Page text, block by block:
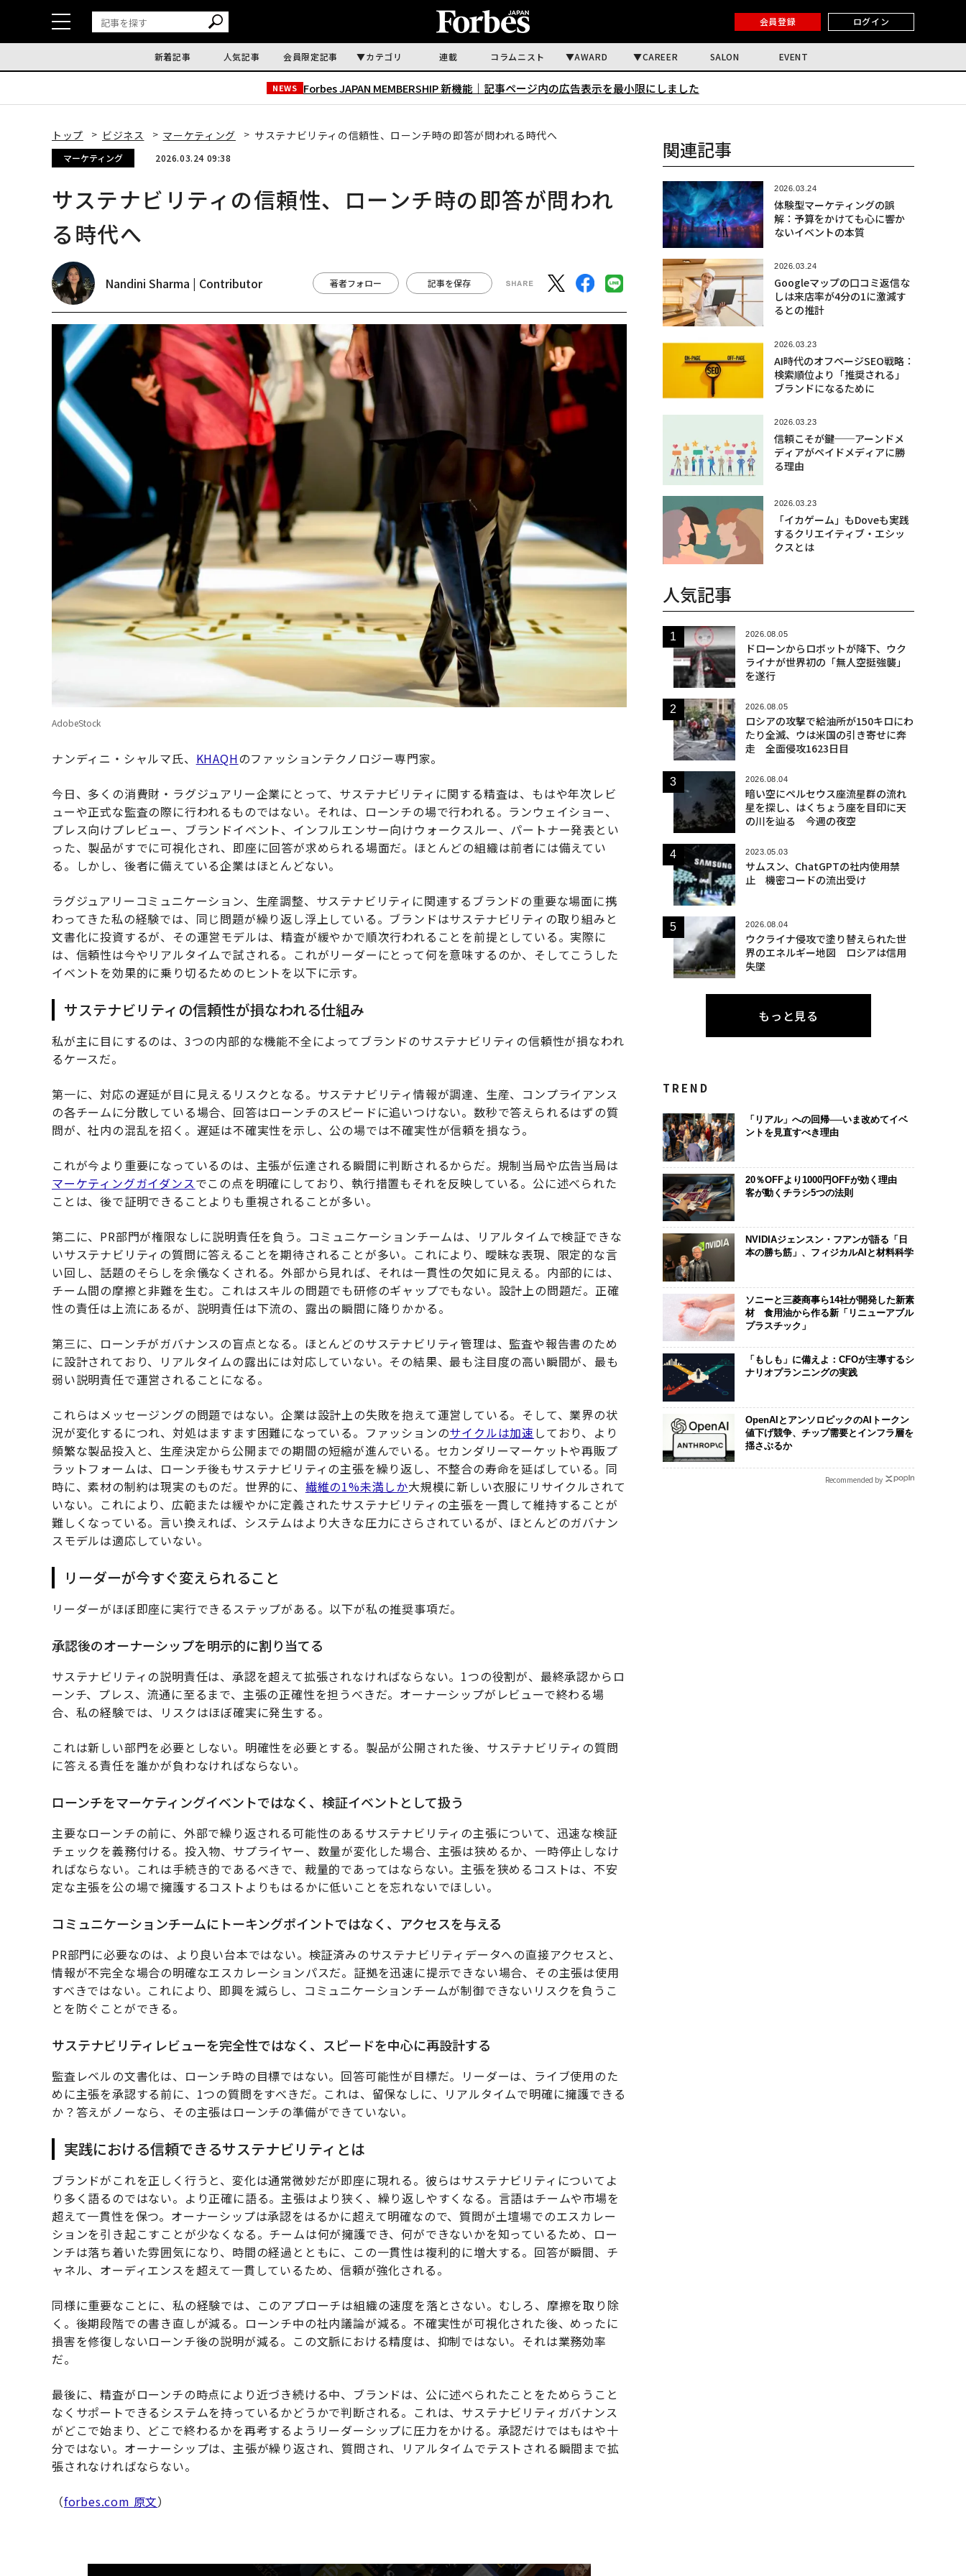
会員登録 ログイン
新着記事 人気記事 会員限定記事 カテゴリ 連載 コラムニスト AWARD CAREER SALON EVENT
NEWS Forbes JAPAN MEMBERSHIP 新機能｜ 記事ページ内の広告表示を最小限にしました
トップ ビジネス マーケティング サステナビリティの信頼性、ローンチ時の即答が問われる時代へ
マーケティング 2026.03.24 09:38
サステナビリティの信頼性、ローンチ時の即答が問われ
る時代へ
Nandini Sharma | Contributor 著者フォロー 記事を保存
AdobeStock
ナンディニ・シャルマ氏、 KHAQHのファッションテクノロジー専門家。
今日、多くの消費財・ラグジュアリー企業にとって、サステナビリティに関する精査は、もはや年次レビ
ューや正式な監査の際に行われるものではない。それは、ローンチの場で行われる。ランウェイショー、
プレス向けプレビュー、ブランドイベント、インフルエンサー向けウォークスルー、パートナー発表とい
った、製品がすでに可視化され、即座に回答が求められる場面だ。ほとんどの組織は前者には備えてい
る。しかし、後者に備えている企業はほとんどない。
ラグジュアリーコミュニケーション、生産調整、サステナビリティに関連するブランドの重要な場面に携
わってきた私の経験では、同じ問題が繰り返し浮上している。ブランドはサステナビリティの取り組みと
文書化に投資するが、その運営モデルは、精査が緩やかで順次行われることを前提としている。実際に
は、信頼性は今やリアルタイムで試される。これがリーダーにとって何を意味するのか、そしてこうした
イベントを効果的に乗り切るためのヒントを以下に示す。
サステナビリティの信頼性が損なわれる仕組み
私が主に目にするのは、3つの内部的な機能不全によってブランドのサステナビリティの信頼性が損なわれ
るケースだ。
第一に、対応の遅延が目に見えるリスクとなる。サステナビリティ情報が調達、生産、コンプライアンス
の各チームに分散している場合、回答はローンチのスピードに追いつけない。数秒で答えられるはずの質
問が、社内の混乱を招く。遅延は不確実性を示し、公の場では不確実性が信頼を損なう。
これが今より重要になっているのは、主張が伝達される瞬間に判断されるからだ。規制当局や広告当局は
マーケティングガイダンスでこの点を明確にしており、執行措置もそれを反映している。公に述べられた
ことは、後で証明できることよりも重視されることが多い。
第二に、PR部門が権限なしに説明責任を負う。コミュニケーションチームは、リアルタイムで検証できな
いサステナビリティの質問に答えることを期待されることが多い。これにより、曖昧な表現、限定的な言
い回し、話題のそらしを余儀なくされる。外部から見れば、それは一貫性の欠如に見える。内部的には、
チーム間の摩擦と非難を生む。これはスキルの問題でも研修のギャップでもない。設計上の問題だ。正確
性の責任は上流にあるが、説明責任は下流の、露出の瞬間に降りかかる。
第三に、ローンチがガバナンスの盲点となる。ほとんどのサステナビリティ管理は、監査や報告書のため
に設計されており、リアルタイムの露出には対応していない。その結果、最も注目度の高い瞬間が、最も
弱い説明責任で運営されることになる。
これらはメッセージングの問題ではない。企業は設計上の失敗を抱えて運営している。そして、業界の状
況が変化するにつれ、対処はますます困難になっている。ファッションのサイクルは加速 しており、より
頻繁な製品投入と、生産決定から公開までの期間の短縮が進んでいる。セカンダリーマーケットや再販プ
ラットフォームは、ローンチ後もサステナビリティの主張を繰り返し、不整合の寿命を延ばしている。同
時に、素材の制約は現実のものだ。世界的に、 繊維の1%未満しか大規模に新しい衣服にリサイクルされて
いない。これにより、広範または緩やかに定義されたサステナビリティの主張を一貫して維持することが
難しくなっている。言い換えれば、システムはより大きな圧力にさらされているが、ほとんどのガバナン
スモデルは適応していない。
リーダーが今すぐ変えられること
リーダーがほぼ即座に実行できるステップがある。以下が私の推奨事項だ。
承認後のオーナーシップを明示的に割り当てる
サステナビリティの説明責任は、承認を超えて拡張されなければならない。1つの役割が、最終承認からロ
ーンチ、プレス、流通に至るまで、主張の正確性を担うべきだ。オーナーシップがレビューで終わる場
合、私の経験では、リスクはほぼ確実に発生する。
これは新しい部門を必要としない。明確性を必要とする。製品が公開された後、サステナビリティの質問
に答える責任を誰かが負わなければならない。
ローンチをマーケティングイベントではなく、検証イベントとして扱う
主要なローンチの前に、外部で繰り返される可能性のあるサステナビリティの主張について、迅速な検証
チェックを義務付ける。投入物、サプライヤー、数量が変化した場合、主張は狭めるか、一時停止しなけ
ればならない。これは手続き的であるべきで、裁量的であってはならない。主張を狭めるコストは、不安
定な主張を公の場で擁護するコストよりもはるかに低いことを忘れないでほしい。
コミュニケーションチームにトーキングポイントではなく、アクセスを与える
PR部門に必要なのは、より良い台本ではない。検証済みのサステナビリティデータへの直接アクセスと、
情報が不完全な場合の明確なエスカレーションパスだ。証拠を迅速に提示できない場合、その主張は使用
すべきではない。これにより、即興を減らし、コミュニケーションチームが制御できないリスクを負うこ
とを防ぐことができる。
サステナビリティレビューを完全性ではなく、スピードを中心に再設計する
監査レベルの文書化は、ローンチ時の目標ではない。回答可能性が目標だ。リーダーは、ライブ使用のた
めに主張を承認する前に、1つの質問をすべきだ。これは、留保なしに、リアルタイムで明確に擁護できる
か？答えがノーなら、その主張はローンチの準備ができていない。
実践における信頼できるサステナビリティとは
ブランドがこれを正しく行うと、変化は通常微妙だが即座に現れる。彼らはサステナビリティについてよ
り多く語るのではない。より正確に語る。主張はより狭く、繰り返しやすくなる。言語はチームや市場を
超えて一貫性を保つ。オーナーシップは承認をはるかに超えて明確なので、質問が土壇場でのエスカレー
ションを引き起こすことが少なくなる。チームは何が擁護でき、何ができないかを知っているため、ロー
ンチは落ち着いた雰囲気になり、時間の経過とともに、この一貫性は複利的に増大する。回答が瞬間、チ
ャネル、オーディエンスを超えて一貫しているため、信頼が強化される。
同様に重要なことに、私の経験では、このアプローチは組織の速度を落とさない。むしろ、摩擦を取り除
く。後期段階での書き直しが減る。ローンチ中の社内議論が減る。不確実性が可視化された後、めったに
損害を修復しないローンチ後の説明が減る。この文脈における精度は、抑制ではない。それは業務効率
だ。
最後に、精査がローンチの時点により近づき続ける中、ブランドは、公に述べられたことをためらうこと
なくサポートできるシステムを持っているかどうかで判断される。これは、サステナビリティガバナンス
がどこで始まり、どこで終わるかを再考するようリーダーシップに圧力をかける。承認だけではもはや十
分ではない。オーナーシップは、主張が繰り返され、質問され、リアルタイムでテストされる瞬間まで拡
張されなければならない。
（forbes.com 原文）
関連記事
2026.03.24
体験型マーケティングの誤
解：予算をかけても心に響か
ないイベントの本質
2026.03.24
Googleマップの口コミ返信な
しは来店率が4分の1に激減す
るとの推計
2026.03.23
AI時代のオフページSEO戦略：
検索順位より「推奨される」
ブランドになるために
2026.03.23
信頼こそが鍵──アーンドメ
ディアがペイドメディアに勝
る理由
2026.03.23
「イカゲーム」もDoveも実践
するクリエイティブ・エシッ
クスとは
人気記事
2026.08.05
ドローンからロボットが降下、ウク
ライナが世界初の「無人空挺強襲」
を遂行
2026.08.05
ロシアの攻撃で給油所が150キロにわ
たり全滅、ウは米国の引き寄せに奔
走 全面侵攻1623日目
2026.08.04
暗い空にペルセウス座流星群の流れ
星を探し、はくちょう座を目印に天
の川を辿る 今週の夜空
2023.05.03
サムスン、ChatGPTの社内使用禁
止 機密コードの流出受け
2026.08.04
ウクライナ侵攻で塗り替えられた世
界のエネルギー地図 ロシアは信用
失墜
もっと見る
TREND
「リアル」への回帰──いま改めてイベ
ントを見直すべき理由
20％OFFより1000円OFFが効く理由
客が動くチラシ5つの法則
NVIDIAジェンスン・フアンが語る「日
本の勝ち筋」、フィジカルAIと材料科学
ソニーと三菱商事ら14社が開発した新素
材 食用油から作る新「リニューアブル
プラスチック」
「もしも」に備えよ：CFOが主導するシ
ナリオプランニングの実践
OpenAIとアンソロピックのAIトークン
値下げ競争、チップ需要とインフラ層を
揺さぶるか
Recommended by